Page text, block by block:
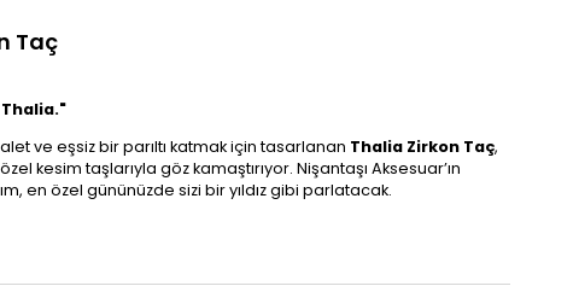
Taç
Thalia."
ve eşsiz bir parıltı katmak için tasarlanan Thalia Zirkon Taç,
kesim taşlarıyla göz kamaştırıyor. Nişantaşı Aksesuar’ın
en özel gününüzde sizi bir yıldız gibi parlatacak.